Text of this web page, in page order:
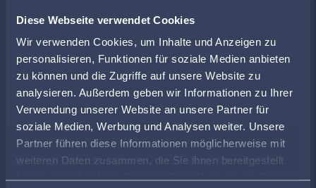
Diese Webseite verwendet Cookies
Wir verwenden Cookies, um Inhalte und Anzeigen zu
personalisieren, Funktionen für soziale Medien anbieten
zu können und die Zugriffe auf unsere Website zu
analysieren. Außerdem geben wir Informationen zu Ihrer
Verwendung unserer Website an unsere Partner für
soziale Medien, Werbung und Analysen weiter. Unsere
Partner führen diese Informationen möglicherweise mit
weiteren Daten zusammen, die Sie ihnen bereitgestellt
haben oder die sie im Rahmen Ihrer Nutzung der Dienste
ÖFFNUNGSZEITEN
Montag 09:00 - 18:00
Dienstag
09:00 - 18:00
Mittwoch
09:00 - 18:00
Donnerstag
09:00 - 18:00
Freitag
09:00 - 18:00